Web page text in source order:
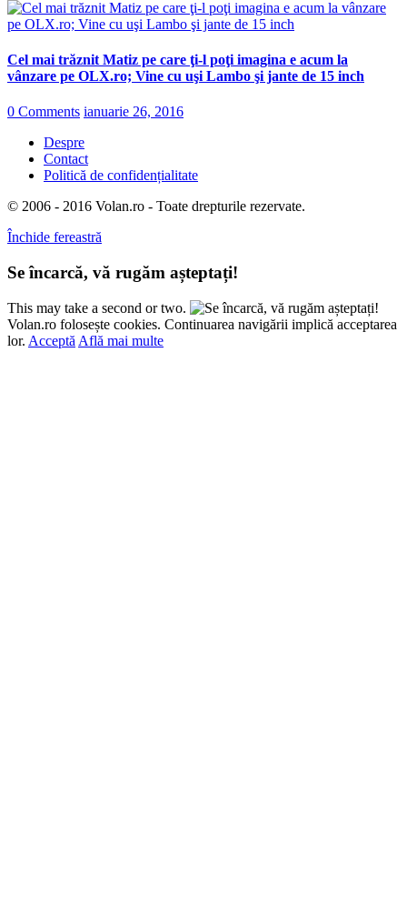
Cel mai trăznit Matiz pe care ţi-l poţi imagina e acum la
vânzare pe OLX.ro; Vine cu uşi Lambo şi jante de 15 inch
0 Comments ianuarie 26, 2016
Despre
Contact
Politică de confidențialitate
© 2006 - 2016 Volan.ro - Toate drepturile rezervate.
Închide fereastră
Se încarcă, vă rugăm așteptați!
This may take a second or two.
Volan.ro folosește cookies. Continuarea navigării implică acceptarea
lor. Acceptă Află mai multe